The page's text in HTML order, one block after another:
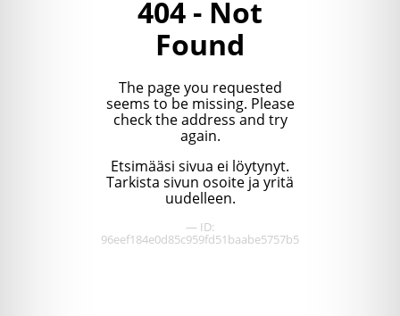
404 - Not
Found
The page you requested
seems to be missing. Please
check the address and try
again.
Etsimääsi sivua ei löytynyt.
Tarkista sivun osoite ja yritä
uudelleen.
— ID:
96eef184e0d85c959fd51baabe5757b5